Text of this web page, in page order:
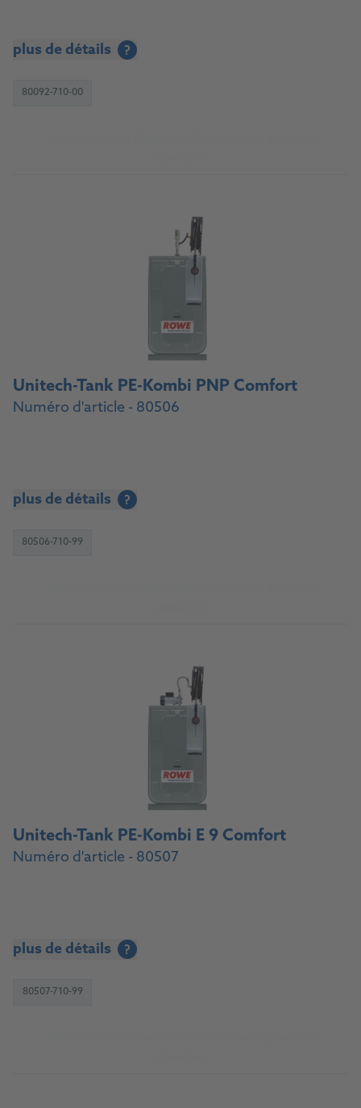
plus de détails ?
80092-710-00
Unitech-Tank PE-Kombi PNP Comfort
Numéro d'article - 80506
plus de détails ?
80506-710-99
Unitech-Tank PE-Kombi E 9 Comfort
Numéro d'article - 80507
plus de détails ?
80507-710-99